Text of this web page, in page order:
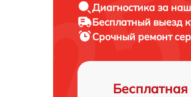
Диагностика за наш
Бесплатный выезд
Срочный ремонт